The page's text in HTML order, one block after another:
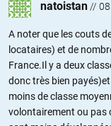
natoistan//
A noter que les couts
locataires) et de
France.Il y a deux
donc très bien
moins de classe
volontairement ou pas